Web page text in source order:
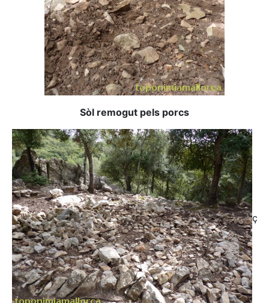
Sòl remogut pels porcs
ç